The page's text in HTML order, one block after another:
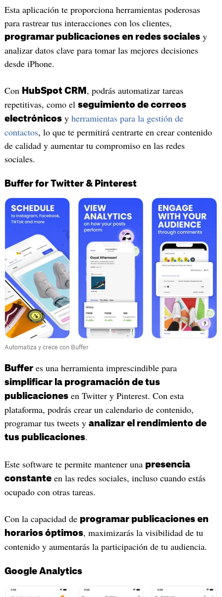
Esta aplicación te proporciona herramientas poderosas
para rastrear tus interacciones con los clientes,
programar publicaciones en redes socialesy
analizar datos clave para tomar las mejores decisiones
desde iPhone.
Con HubSpot CRM , podrás automatizar tareas
repetitivas, como el seguimiento de correos
electrónicosy herramientas para la gestión de
contactos, lo que te permitirá centrarte en crear contenido
de calidad y aumentar tu compromiso en las redes
sociales.
Buffer for Twitter & Pinterest
Automatiza y crece con Buffer
Bufferes una herramienta imprescindible para
simplificar la programación de tus
publicacionesen Twitter y Pinterest. Con esta
plataforma, podrás crear un calendario de contenido,
programar tus tweets y analizar el rendimiento de
tus publicaciones.
Este software te permite mantener una presencia
constanteen las redes sociales, incluso cuando estás
ocupado con otras tareas.
Con la capacidad de programar publicaciones en
horarios óptimos, maximizarás la visibilidad de tu
contenido y aumentarás la participación de tu audiencia.
Google Analytics